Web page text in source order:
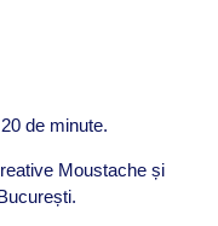
de minute.
Moustache și